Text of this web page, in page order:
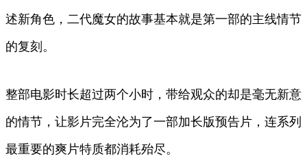
述新角色，二代魔女的故事基本就是第一部的主线情节
的复刻。
整部电影时长超过两个小时，带给观众的却是毫无新意
的情节，让影片完全沦为了一部加长版预告片，连系列
最重要的爽片特质都消耗殆尽。